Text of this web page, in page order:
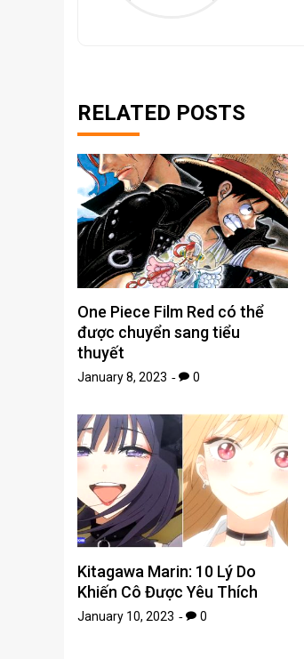
RELATED POSTS
One Piece Film Red có thể
được chuyển sang tiểu
thuyết
January 8, 2023 0
Kitagawa Marin: 10 Lý Do
Khiến Cô Được Yêu Thích
January 10, 2023 0